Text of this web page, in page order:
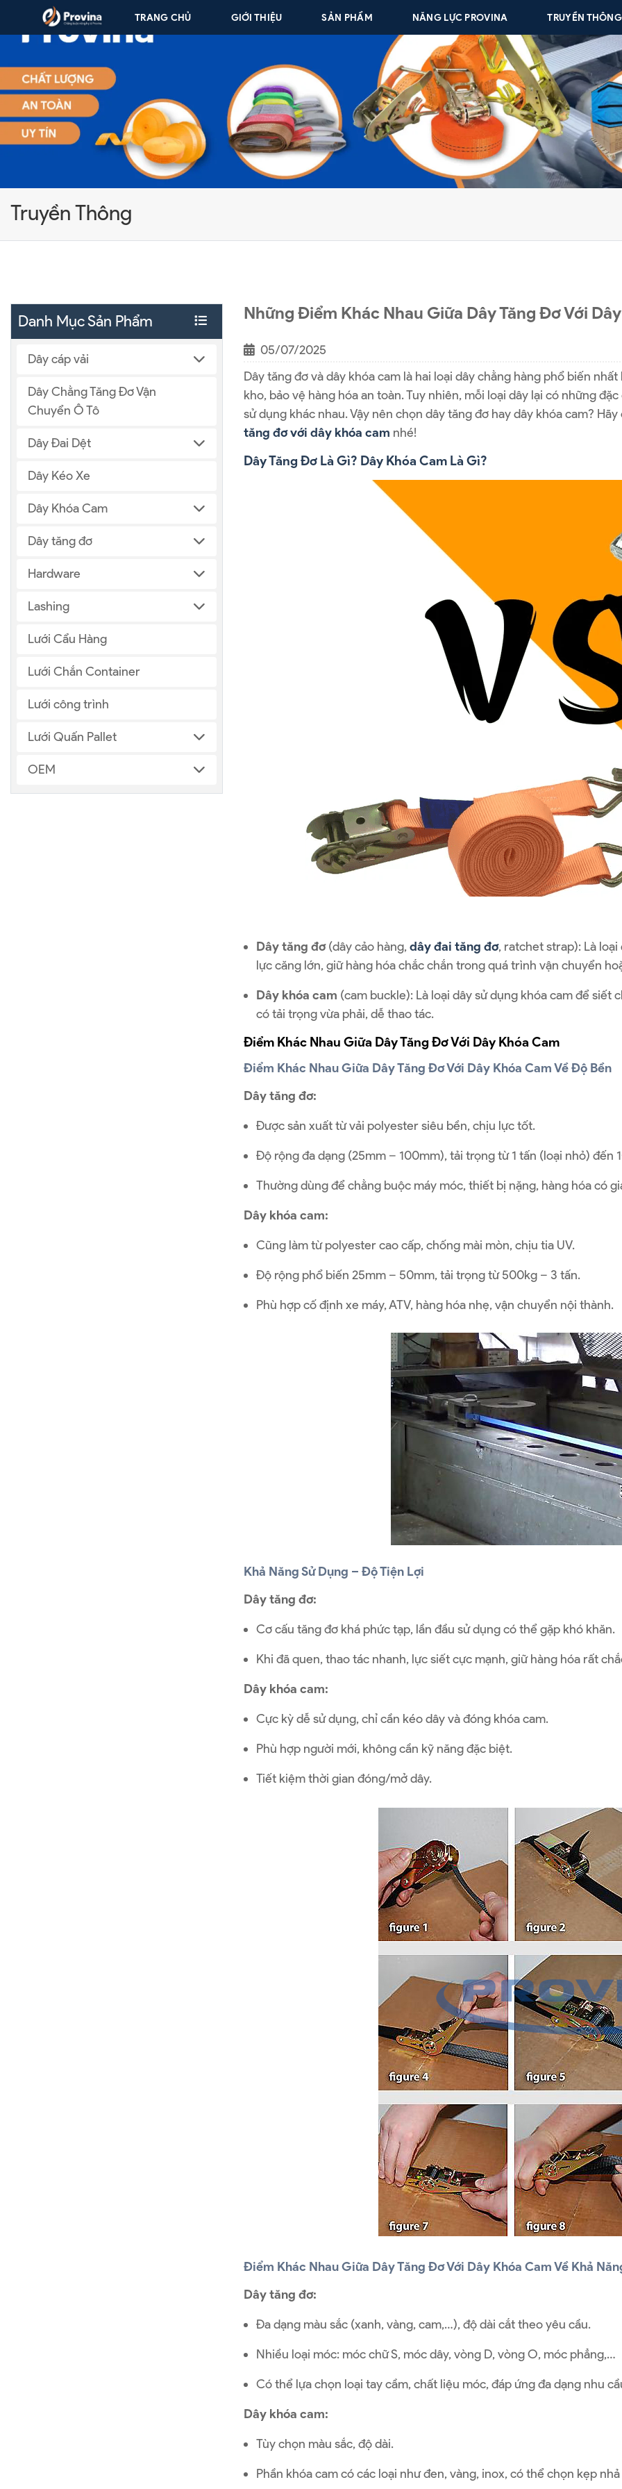
Skip to content
TRANG CHỦ GIỚI THIỆU SẢN PHẨM NĂNG LỰC PROVINA TRUYỀN THÔNG
Truyền Thông
Danh Mục Sản Phẩm
Dây cáp vải
Dây Chằng Tăng Đơ Vận
Chuyển Ô Tô
Dây Đai Dệt
Dây Kéo Xe
Dây Khóa Cam
Dây tăng đơ
Hardware
Lashing
Lưới Cẩu Hàng
Lưới Chắn Container
Lưới công trình
Lưới Quấn Pallet
OEM
Những Điểm Khác Nhau Giữa Dây Tăng Đơ Với
05/07/2025
Dây tăng đơ và dây khóa cam là hai loại dây chằng hàng phổ biến
kho, bảo vệ hàng hóa an toàn. Tuy nhiên, mỗi loại dây lại có những
sử dụng khác nhau. Vậy nên chọn dây tăng đơ hay dây khóa cam?
tăng đơ với dây khóa cam nhé!
Dây Tăng Đơ Là Gì? Dây Khóa Cam Là Gì?
Dây tăng đơ(dây cảo hàng,dây đai tăng đơ, ratchet strap): Là
lực căng lớn, giữ hàng hóa chắc chắn trong quá trình vận chuyển
Dây khóa cam (cam buckle): Là loại dây sử dụng khóa cam để siết
có tải trọng vừa phải, dễ thao tác.
Điểm Khác Nhau Giữa Dây Tăng Đơ Với Dây Khóa Cam
Điểm Khác Nhau Giữa Dây Tăng Đơ Với Dây Khóa Cam Về Độ Bền
Dây tăng đơ:
Được sản xuất từ vải polyester siêu bền, chịu lực tốt.
Độ rộng đa dạng (25mm – 100mm), tải trọng từ 1 tấn (loại nhỏ) đến
Thường dùng để chằng buộc máy móc, thiết bị nặng, hàng hóa có
Dây khóa cam:
Cũng làm từ polyester cao cấp, chống mài mòn, chịu tia UV.
Độ rộng phổ biến 25mm – 50mm, tải trọng từ 500kg – 3 tấn.
Phù hợp cố định xe máy, ATV, hàng hóa nhẹ, vận chuyển nội thành.
Khả Năng Sử Dụng – Độ Tiện Lợi
Dây tăng đơ:
Cơ cấu tăng đơ khá phức tạp, lần đầu sử dụng có thể gặp khó khăn.
Khi đã quen, thao tác nhanh, lực siết cực mạnh, giữ hàng hóa rất
Dây khóa cam:
Cực kỳ dễ sử dụng, chỉ cần kéo dây và đóng khóa cam.
Phù hợp người mới, không cần kỹ năng đặc biệt.
Tiết kiệm thời gian đóng/mở dây.
Điểm Khác Nhau Giữa Dây Tăng Đơ Với Dây Khóa Cam Về Khả
Dây tăng đơ:
Đa dạng màu sắc (xanh, vàng, cam,…), độ dài cắt theo yêu cầu.
Nhiều loại móc: móc chữ S, móc dây, vòng D, vòng O, móc phẳng,…
Có thể lựa chọn loại tay cầm, chất liệu móc, đáp ứng đa dạng nhu
Dây khóa cam:
Tùy chọn màu sắc, độ dài.
Phần khóa cam có các loại như đen, vàng, inox, có thể chọn kẹp nhả